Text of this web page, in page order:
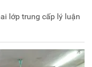
lớp trung cấp lý luận